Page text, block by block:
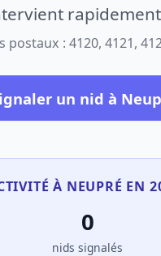
postaux : 4120, 4121,
un nid à
À NEUPRÉ EN
0
nids signalés